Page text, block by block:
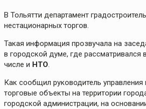
В Тольятти департамент
нестационарных торгов.
Такая информация прозвучала на
в городской думе, где
числе и НТО.
Как сообщил руководитель управления
торговые объекты на территории
городской администрации, на